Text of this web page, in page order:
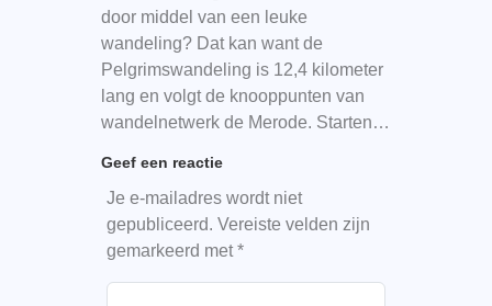
door middel van een leuke
wandeling? Dat kan want de
Pelgrimswandeling is 12,4 kilometer
lang en volgt de knooppunten van
wandelnetwerk de Merode. Starten…
Geef een reactie
Je e-mailadres wordt niet
gepubliceerd. Vereiste velden zijn
gemarkeerd met*